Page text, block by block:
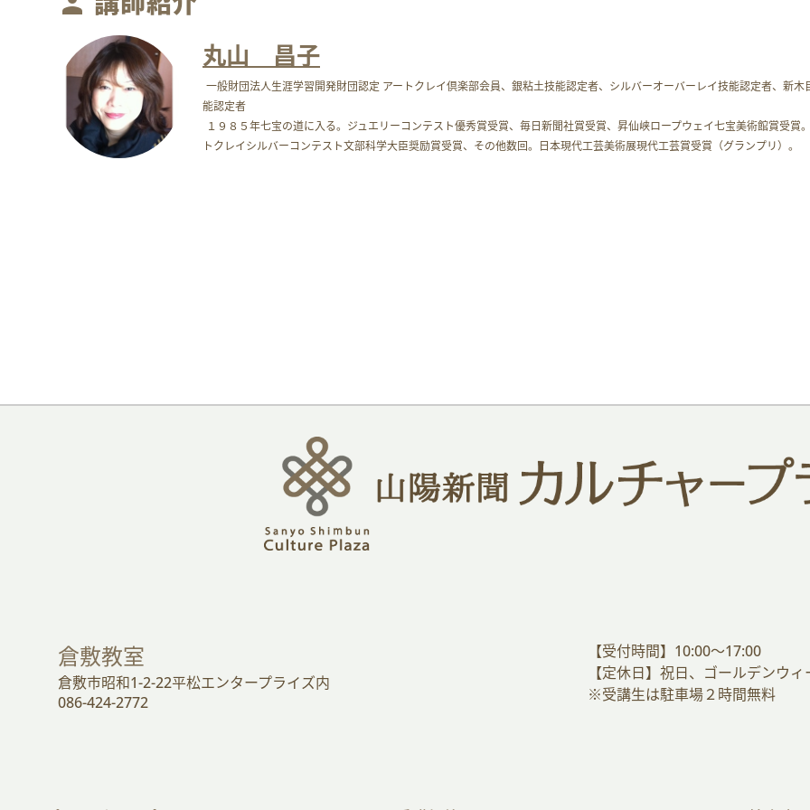
丸山 昌子
一般財団法人生涯学習開発財団認定 アートクレイ倶楽部会員、銀粘土技能認定者、シルバーオーバーレイ技能認定者、新木
能認定者
１９８５年七宝の道に入る。ジュエリーコンテスト優秀賞受賞、毎日新聞社賞受賞、昇仙峡ロープウェイ七宝美術館賞受賞
トクレイシルバーコンテスト文部科学大臣奨励賞受賞、その他数回。日本現代工芸美術展現代工芸賞受賞（グランプリ）。
倉敷教室
倉敷市昭和1-2-22平松エンタープライズ内
086-424-2772
【受付時間】10:00～17:00
【定休日】祝日、ゴールデンウ
※受講生は駐車場２時間無料